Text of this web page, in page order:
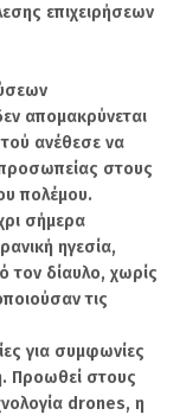
μετά
οι
η συμφωνία
δεν είχαν
υπάρξει πολύ
τουρκικά
Μεσόγειο.
επιχειρήσεων
απομακρύνεται
ανέθεσε να
στους
πολέμου.
σήμερα
ηγεσία,
τον δίαυλο, χωρίς
τις
για συμφωνίες
Προωθεί στους
drones, η